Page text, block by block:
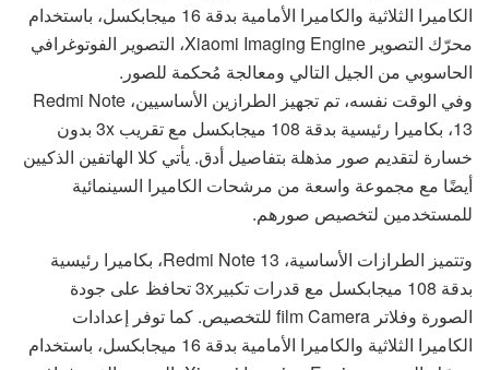
الكاميرا الثلاثية والكاميرا الأمامية بدقة 16 ميجابكسل، باستخدام
محرّك التصوير Xiaomi Imaging Engine، التصوير الفوتوغرافي
الحاسوبي من الجيل التالي ومعالجة مُحكمة للصور.
وفي الوقت نفسه، تم تجهيز الطرازين الأساسيين، Redmi Note
13، بكاميرا رئيسية بدقة 108 ميجابكسل مع تقريب 3x بدون
خسارة لتقديم صور مذهلة بتفاصيل أدق. يأتي كلا الهاتفين الذكيين
أيضًا مع مجموعة واسعة من مرشحات الكاميرا السينمائية
للمستخدمين لتخصيص صورهم.
وتتميز الطرازات الأساسية، Redmi Note 13، بكاميرا رئيسية
بدقة 108 ميجابكسل مع قدرات تكبير3x تحافظ على جودة
الصورة وفلاتر film Camera للتخصيص. كما توفر إعدادات
الكاميرا الثلاثية والكاميرا الأمامية بدقة 16 ميجابكسل، باستخدام